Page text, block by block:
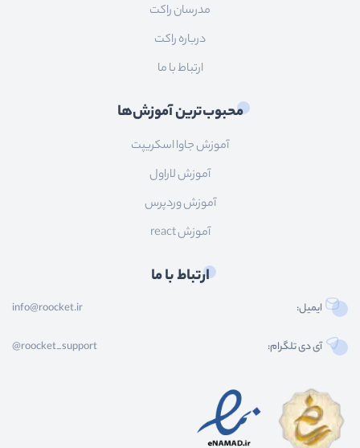
مدرسان راکت
درباره راکت
ارتباط با ما
محبوب‌ترین آموزش‌ها
آموزش جاوا اسکریپت
آموزش لاراول
آموزش وردپرس
آموزش react
ارتباط با ما
ایمیل: info@roocket.ir
آی دی تلگرام: @roocket_support